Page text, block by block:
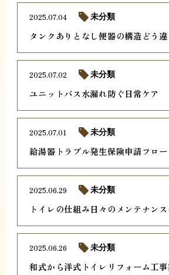
タンクありとなし便器の構造どう違
2025.07.04 未分類
ユニットバス水漏れ防ぐ日常ケア
2025.07.02 未分類
給湯器トラブル発生保険申請フロー
2025.07.01 未分類
トイレの仕組み日々のメンテナン
2025.06.29 未分類
和式から洋式トイレリフォーム工
2025.06.26 未分類